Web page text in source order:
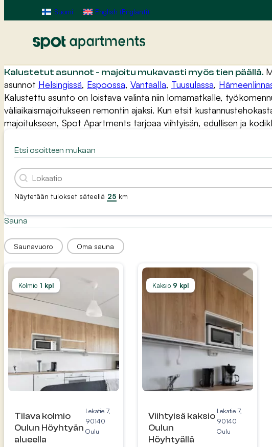
Suomi English (Englanti)
Kalustetut asunnot - majoitu mukavasti myös tien päällä.
asunnot Helsingissä, Espoossa, Vantaalla, Tuusulassa,
Kalustettu asunto on loistava valinta niin lomamatkalle,
väliaikaismajoitukseen remontin ajaksi. Kun etsit
majoitukseen, Spot Apartments tarjoaa viihtyisän, edullisen ja
Etsi osoitteen mukaan
Etsi osoitteen mukaan
Etsi osoitteen mukaan
Näytetään tulokset säteellä km
Sauna
SaunaSaunavuoro Oma sauna
Kolmio 1 kpl
Tilava kolmio
Oulun Höyhtyän
alueella
Lekatie 7,
90140
Oulu
Kaksio 9 kpl
Viihtyisä kaksio
Oulun
Höyhtyällä
Lekatie 7,
90140
Oulu